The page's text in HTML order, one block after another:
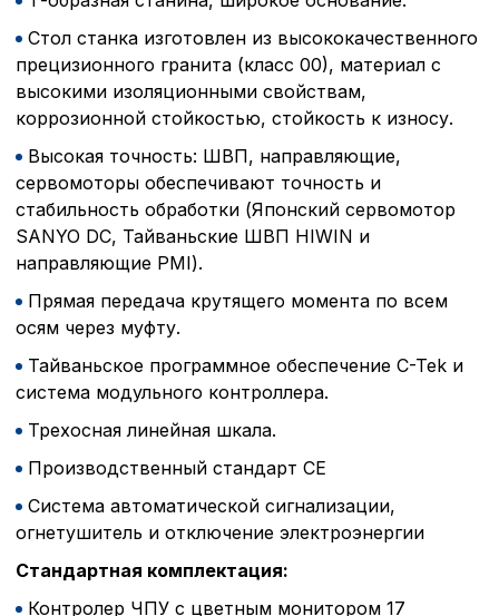
Стол станка изготовлен из высококачественного
прецизионного гранита (класс 00), материал с
высокими изоляционными свойствам,
коррозионной стойкостью, стойкость к износу.
Высокая точность: ШВП, направляющие,
сервомоторы обеспечивают точность и
стабильность обработки (Японский сервомотор
SANYO DC, Тайваньские ШВП HIWIN и
направляющие PMI).
Прямая передача крутящего момента по всем
осям через муфту.
Тайваньское программное обеспечение C-Tek и
система модульного контроллера.
Трехосная линейная шкала.
Производственный стандарт СЕ
Система автоматической сигнализации,
огнетушитель и отключение электроэнергии
Стандартная комплектация:
Контролер ЧПУ с цветным монитором 17